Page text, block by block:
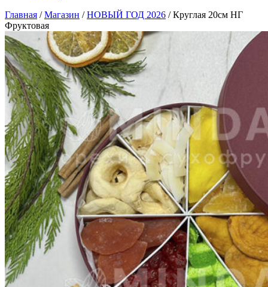
Главная /Магазин /НОВЫЙ ГОД 2026 /Круглая 20см НГ
Фруктовая